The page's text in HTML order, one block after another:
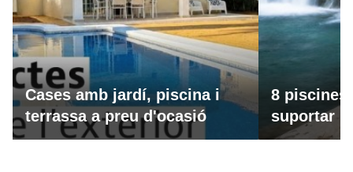
Cases amb jardí, piscina i
terrassa a preu d'ocasió
8 piscines
suportar